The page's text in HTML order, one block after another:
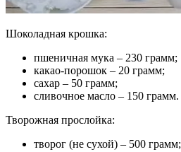
Шоколадная крошка:
пшеничная мука – 230 грамм;
какао-порошок – 20 грамм;
сахар – 50 грамм;
сливочное масло – 150 грамм.
Творожная прослойка:
творог (не сухой) – 500 грамм;